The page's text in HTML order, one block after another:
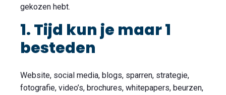
gekozen hebt.
1. Tijd kun je maar 1
besteden
Website, social media, blogs, sparren, strategie,
fotografie, video’s, brochures, whitepapers, beurzen,